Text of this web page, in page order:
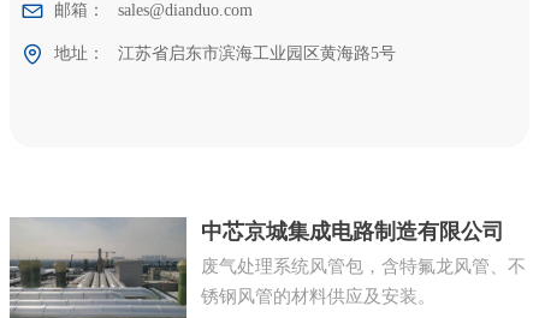
中芯京城集成电路制造有限公司
废气处理系统风管包，含特氟龙风管、不
锈钢风管的材料供应及安装。
邮箱： sales@dianduo.com
地址： 江苏省启东市滨海工业园区黄海路5号